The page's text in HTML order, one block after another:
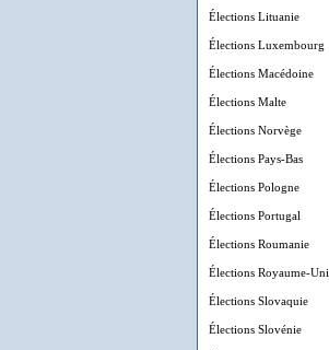
Élections Lituanie
Élections Luxembourg
Élections Macédoine
Élections Malte
Élections Norvège
Élections Pays-Bas
Élections Pologne
Élections Portugal
Élections Roumanie
Élections Royaume-Uni
Élections Slovaquie
Élections Slovénie